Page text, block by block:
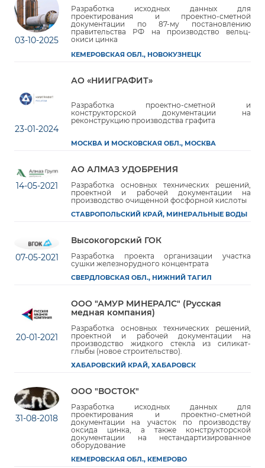
03-10-2025
Разработка исходных данных для
проектирования и проектно-сметной
документации по 87-му постановлению
правительства РФ на производство вельц-
окиси цинка
КЕМЕРОВСКАЯ ОБЛ., НОВОКУЗНЕЦК
23-01-2024
АО «НИИГРАФИТ»
Разработка проектно-сметной и
конструкторской документации на
реконструкцию производства графита
МОСКВА И МОСКОВСКАЯ ОБЛ., МОСКВА
14-05-2021
АО АЛМАЗ УДОБРЕНИЯ
Разработка основных технических решений,
проектной и рабочей документации на
производство очищенной фосфорной кислоты
СТАВРОПОЛЬСКИЙ КРАЙ, МИНЕРАЛЬНЫЕ ВОДЫ
07-05-2021
Высокогорский ГОК
Разработка проекта организации участка
сушки железнорудного концентрата
СВЕРДЛОВСКАЯ ОБЛ., НИЖНИЙ ТАГИЛ
20-01-2021
ООО "АМУР МИНЕРАЛС" (Русская
медная компания)
Разработка основных технических решений,
проектной и рабочей документации на
производство жидкого стекла из силикат-
глыбы (новое строительство).
ХАБАРОВСКИЙ КРАЙ, ХАБАРОВСК
31-08-2018
ООО "ВОСТОК"
Разработка исходных данных для
проектирования и проектно-сметной
документации на участок по производству
оксида цинка, а также конструкторской
документации на нестандартизированное
оборудование
КЕМЕРОВСКАЯ ОБЛ., КЕМЕРОВО